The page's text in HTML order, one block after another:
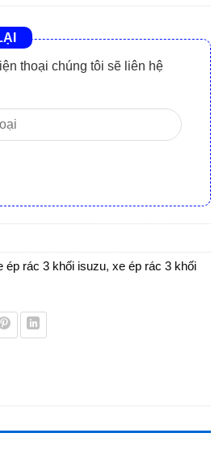
thoại chúng tôi sẽ liên hệ
ép rác 3 khối isuzu, xe ép rác 3 khối